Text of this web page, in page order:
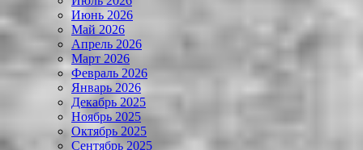
Июнь 2026
Май 2026
Апрель 2026
Март 2026
Февраль 2026
Январь 2026
Декабрь 2025
Ноябрь 2025
Октябрь 2025
Сентябрь 2025